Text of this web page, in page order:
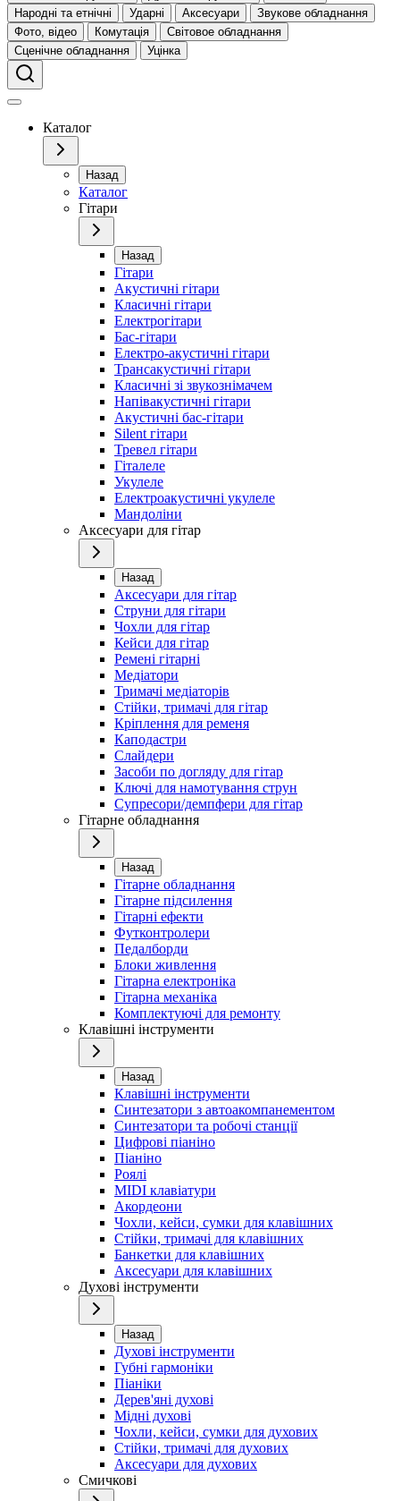
Народні та етнічні
Ударні Аксесуари
Звукове обладнання
Фото, відео
Комутація
Світовое обладнання
Сценічне обладнання
Уцінка
Каталог
Назад
Каталог
Гітари
Назад
Гітари
Акустичні гітари
Класичні гітари
Електрогітари
Бас-гітари
Електро-акустичні гітари
Трансакустичні гітари
Класичні зі звукознімачем
Напівакустичні гітари
Акустичні бас-гітари
Silent гітари
Тревел гітари
Гіталеле
Укулеле
Електроакустичні укулеле
Мандоліни
Аксесуари для гітар
Назад
Аксесуари для гітар
Струни для гітари
Чохли для гітар
Кейси для гітар
Ремені гітарні
Медіатори
Тримачі медіаторів
Стійки, тримачі для гітар
Кріплення для ременя
Каподастри
Слайдери
Засоби по догляду для гітар
Ключі для намотування струн
Супресори/демпфери для гітар
Гітарне обладнання
Назад
Гітарне обладнання
Гітарне підсилення
Гітарні ефекти
Футконтролери
Педалборди
Блоки живлення
Гітарна електроніка
Гітарна механіка
Комплектуючі для ремонту
Клавішні інструменти
Назад
Клавішні інструменти
Синтезатори з автоакомпанементом
Синтезатори та робочі станції
Цифрові піаніно
Піаніно
Роялі
MIDI клавіатури
Акордеони
Чохли, кейси, сумки для клавішних
Стійки, тримачі для клавішних
Банкетки для клавішних
Аксесуари для клавішних
Духові інструменти
Назад
Духові інструменти
Губні гармоніки
Піаніки
Дерев'яні духові
Мідні духові
Чохли, кейси, сумки для духових
Стійки, тримачі для духових
Аксесуари для духових
Смичкові